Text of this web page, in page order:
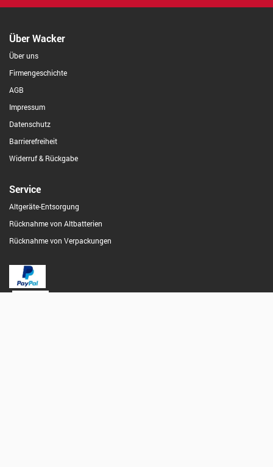
Über Wacker
Über uns
Firmengeschichte
AGB
Impressum
Datenschutz
Barrierefreiheit
Widerruf & Rückgabe
Service
Altgeräte-Entsorgung
Rücknahme von Altbatterien
Rücknahme von Verpackungen